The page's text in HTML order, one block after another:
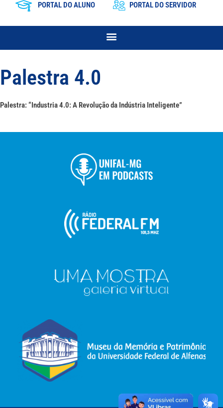
PORTAL DO ALUNO PORTAL DO SERVIDOR
Palestra 4.0
Palestra: “Industria 4.0: A Revolução da Indústria Inteligente”